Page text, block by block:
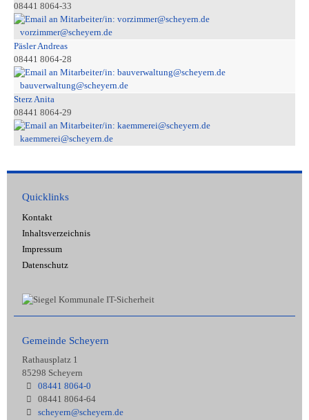
08441 8064-33
vorzimmer@scheyern.de
Päsler Andreas
08441 8064-28
bauverwaltung@scheyern.de
Sterz Anita
08441 8064-29
kaemmerei@scheyern.de
Quicklinks
Kontakt
Inhaltsverzeichnis
Impressum
Datenschutz
Gemeinde Scheyern
Rathausplatz 1
85298 Scheyern
08441 8064-0
08441 8064-64
scheyern@scheyern.de